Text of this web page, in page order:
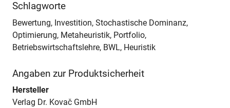
Schlagworte
Bewertung, Investition, Stochastische Dominanz,
Optimierung, Metaheuristik, Portfolio,
Betriebswirtschaftslehre, BWL, Heuristik
Angaben zur Produktsicherheit
Hersteller
Verlag Dr. Kovač GmbH